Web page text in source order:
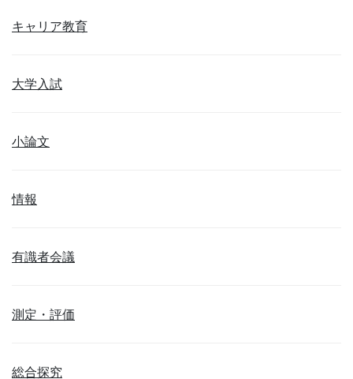
キャリア教育
大学入試
小論文
情報
有識者会議
測定・評価
総合探究